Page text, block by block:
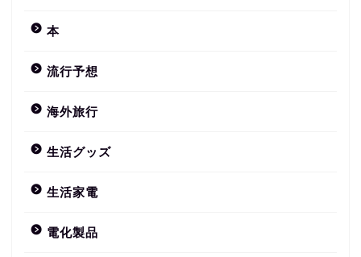
本
流行予想
海外旅行
生活グッズ
生活家電
電化製品